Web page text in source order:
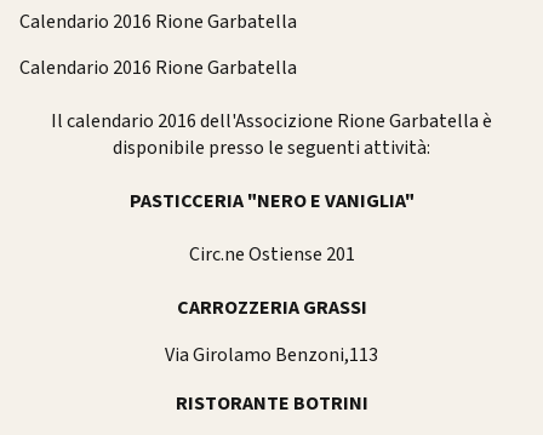
Calendario 2016 Rione Garbatella
Calendario 2016 Rione Garbatella
Il calendario 2016 dell'Associzione Rione Garbatella è
disponibile presso le seguenti attività:
PASTICCERIA "NERO E VANIGLIA"
Circ.ne Ostiense 201
CARROZZERIA GRASSI
Via Girolamo Benzoni,113
RISTORANTE BOTRINI